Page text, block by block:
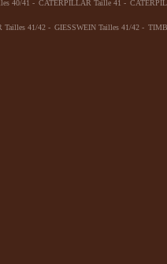
40/41 - CATERPILLAR Taille 41 -
Tailles 41/42 - GIESSWEIN Tailles 41/42 -